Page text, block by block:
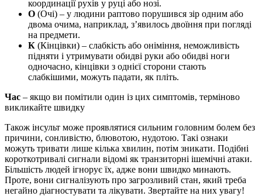
координації рухів у руці або нозі.
О (Очі) – у людини раптово порушився зір одним або
двома очима, наприклад, зʼявилось двоїння при погляді
на предмети.
К (Кінцівки) – слабкість або оніміння, неможливість
підняти і утримувати обидві руки або обидві ноги
одночасно, кінцівки з однієї сторони стають
слабкішими, можуть падати, як пліть.
Час – якщо ви помітили один із цих симптомів, терміново
викликайте швидку
Також інсульт може проявлятися сильним головним болем без
причини, сонливістю, блювотою, нудотою. Такі ознаки
можуть тривати лише кілька хвилин, потім зникати. Подібні
короткотривалі сигнали відомі як транзиторні ішемічні атаки.
Більшість людей ігнорує їх, адже вони швидко минають.
Проте, вони сигналізують про загрозливий стан, який треба
негайно діагностувати та лікувати. Звертайте на них увагу!